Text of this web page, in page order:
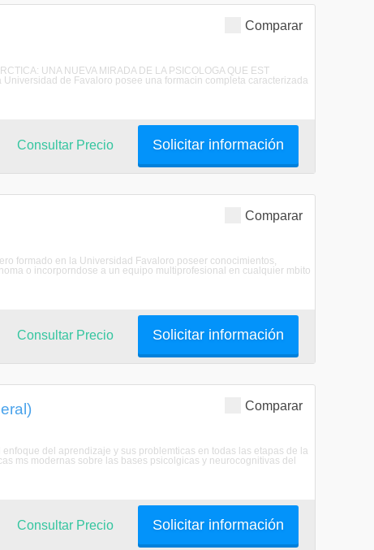
Comparar
UNA NUEVA MIRADA DE LA PSICOLOGA QUE EST
de Favaloro posee una formacin completa caracterizada
Solicitar información
Consultar Precio
Comparar
formado en la Universidad Favaloro poseer conocimientos,
o incorporndose a un equipo multiprofesional en cualquier mbito
Solicitar información
Consultar Precio
Comparar
del aprendizaje y sus problemticas en todas las etapas de la
ms modernas sobre las bases psicolgicas y neurocognitivas del
Solicitar información
Consultar Precio